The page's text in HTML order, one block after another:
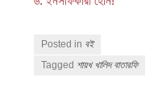
Posted in বই
Tagged শায়খ খালিদ বাতারফি